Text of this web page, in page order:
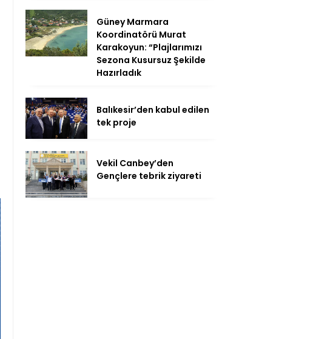
Güney Marmara
Koordinatörü Murat
Karakoyun: “Plajlarımızı
Sezona Kusursuz Şekilde
Hazırladık
Balıkesir’den kabul edilen
tek proje
Vekil Canbey’den
Gençlere tebrik ziyareti